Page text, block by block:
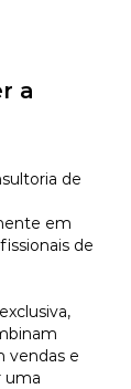
a
de
em
de
vendas e
uma